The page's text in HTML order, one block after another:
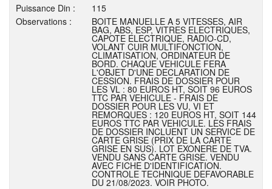
Puissance Din :
115
Observations :
BOITE MANUELLE A 5 VITESSES, AIR
BAG, ABS, ESP, VITRES ELECTRIQUES,
CAPOTE ELECTRIQUE, RADIO-CD,
VOLANT CUIR MULTIFONCTION,
CLIMATISATION, ORDINATEUR DE
BORD. CHAQUE VEHICULE FERA
L'OBJET D'UNE DECLARATION DE
CESSION. FRAIS DE DOSSIER POUR
LES VL : 80 EUROS HT, SOIT 96 EUROS
TTC PAR VEHICULE - FRAIS DE
DOSSIER POUR LES VU, VI ET
REMORQUES : 120 EUROS HT, SOIT 144
EUROS TTC PAR VEHICULE. LES FRAIS
DE DOSSIER INCLUENT UN SERVICE DE
CARTE GRISE (PRIX DE LA CARTE
GRISE EN SUS). LOT EXONERE DE TVA.
VENDU SANS CARTE GRISE. VENDU
AVEC FICHE D'IDENTIFICATION.
CONTROLE TECHNIQUE DEFAVORABLE
DU 21/08/2023. VOIR PHOTO.